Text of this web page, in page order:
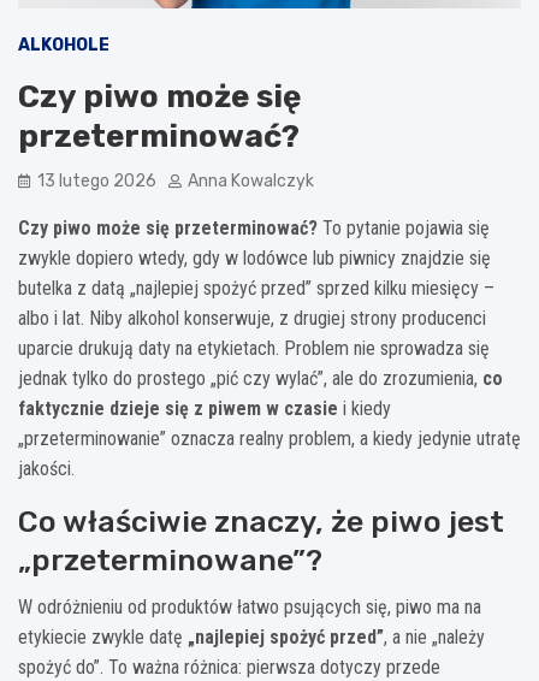
ALKOHOLE
Czy piwo może się
przeterminować?
13 lutego 2026 Anna Kowalczyk
Czy piwo może się przeterminować? To pytanie pojawia się
zwykle dopiero wtedy, gdy w lodówce lub piwnicy znajdzie się
butelka z datą „najlepiej spożyć przed” sprzed kilku miesięcy –
albo i lat. Niby alkohol konserwuje, z drugiej strony producenci
uparcie drukują daty na etykietach. Problem nie sprowadza się
jednak tylko do prostego „pić czy wylać”, ale do zrozumienia, co
faktycznie dzieje się z piwem w czasie i kiedy
„przeterminowanie” oznacza realny problem, a kiedy jedynie utratę
jakości.
Co właściwie znaczy, że piwo jest
„przeterminowane”?
W odróżnieniu od produktów łatwo psujących się, piwo ma na
etykiecie zwykle datę „najlepiej spożyć przed”, a nie „należy
spożyć do”. To ważna różnica: pierwsza dotyczy przede